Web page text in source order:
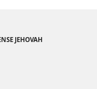
JEHOVAH